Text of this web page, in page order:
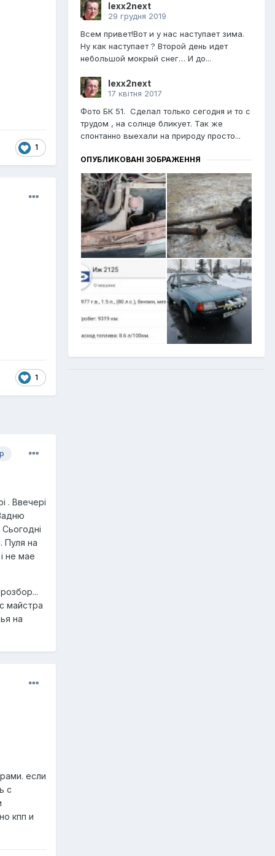
1
1
. Ввечері
Пуля на
не мае
майстра
на
если
с
кпп и
lexx2next
29 грудня 2019
Всем привет!Вот и у нас наступает зима.
Ну как наступает ? Второй день идет
небольшой мокрый снег… И до...
lexx2next
17 квітня 2017
Фото БК 51. Сделал только сегодня и то с
трудом , на солнце бликует. Так же
спонтанно выехали на природу просто...
ОПУБЛИКОВАНІ ЗОБРАЖЕННЯ